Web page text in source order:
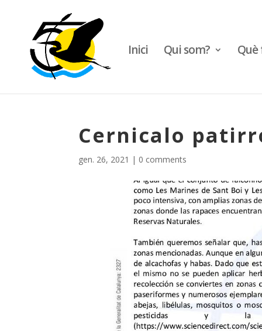
Inici Qui som? Què
Cernicalo
gen. 26, 2021 | 0 comments